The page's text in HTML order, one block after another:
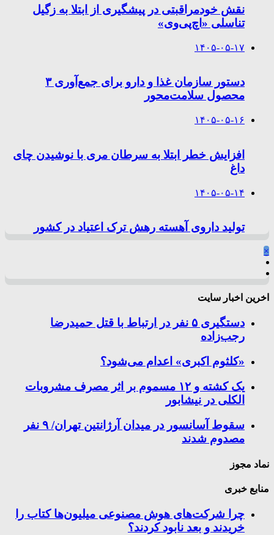
نقش خودمراقبتی در پیشگیری از ابتلا به زگیل
تناسلی «اچ‌پی‌وی»
۱۴۰۵-۰۵-۱۷
دستور سازمان غذا و دارو برای جمع‌آوری ۳
محصول سلامت‌محور
۱۴۰۵-۰۵-۱۶
افزایش خطر ابتلا به سرطان مری با نوشیدن چای
داغ
۱۴۰۵-۰۵-۱۴
تولید داروی آهسته رهش ترک اعتیاد در کشور
×
اخرین اخبار سایت
دستگیری ۵ نفر در ارتباط با قتل حمیدرضا
رجب‌زاده
«کلثوم اکبری» اعدام می‌شود؟
یک کشته و ۱۲ مسموم بر اثر مصرف مشروبات
الکلی در نیشابور
سقوط آسانسور در میدان آرژانتین تهران/ ۹ نفر
مصدوم شدند
نماد مجوز
منابع خبری
چرا شرکت‌های هوش مصنوعی میلیون‌ها کتاب را
خریدند و بعد نابود کردند؟